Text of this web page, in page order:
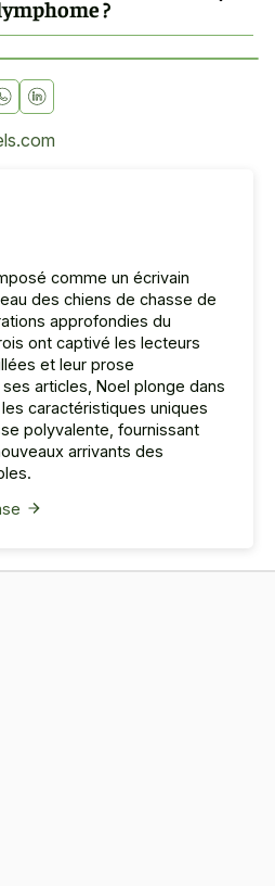
?
comme un écrivain
des chiens de chasse de
approfondies du
ont captivé les lecteurs
et leur prose
articles, Noel plonge dans
caractéristiques uniques
polyvalente, fournissant
arrivants des